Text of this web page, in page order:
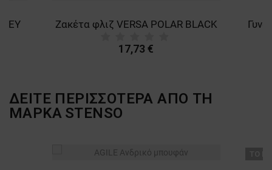
Ζακέτα φλιζ VERSA POLAR BLACK
17,73 €
ΔΕΙΤΕ ΠΕΡΙΣΣΟΤΕΡΑ ΑΠΟ ΤΗ
ΜΑΡΚΑ STENSO